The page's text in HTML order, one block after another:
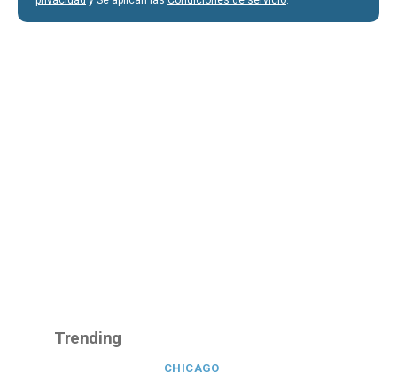
Trending
CHICAGO